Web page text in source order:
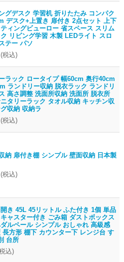
グデスク 学習机 折りたたみ コンパク
デスク+上置き 扉付き 2点セット 上下
ィングビューロー 省スペース スリム
リビング学習 木製 LEDライト スロ
テー パソ
(税込)
ラック ロータイプ 幅60cm 奥行40cm
ランドリー収納 脱衣ラック ランドリ
高さ調整 洗面所収納 洗面所 脱衣所
タリーラック タオル収納 キッチン収
収納 収納ラ
(税込)
納 扉付き棚 シンプル 壁面収納 日本製
(税込)
き 45L 45リットル ふた付き 1個 単品
ャスター付き ごみ箱 ダストボックス
ルペール シンプル おしゃれ 高級感
長方形 棚下 カウンター下 レンジ台 す
台所
込)